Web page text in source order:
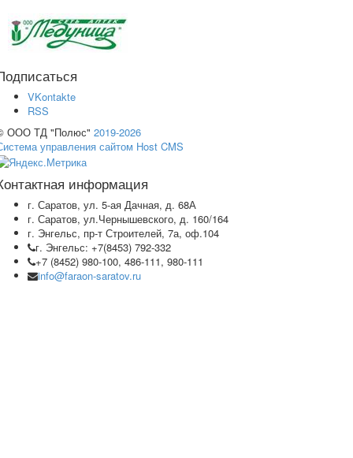
VKontakte
RSS
ООО ТД "Полюс" 2019-2026
управления сайтом Host CMS
информация
г. Саратов, ул. 5-ая Дачная, д. 68А
г. Саратов, ул.Чернышевского, д. 160/164
г. Энгельс, пр-т Строителей, 7а, оф.104
г. Энгельс: +7(8453) 792-332
+7 (8452) 980-100, 486-111, 980-111
info@faraon-saratov.ru